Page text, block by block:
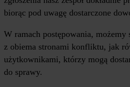
biorąc pod uwagę dostarczone
W ramach postępowania, możemy
z obiema stronami konfliktu, jak
użytkownikami, którzy mogą
do sprawy.